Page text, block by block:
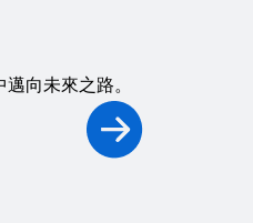
向未來之路。